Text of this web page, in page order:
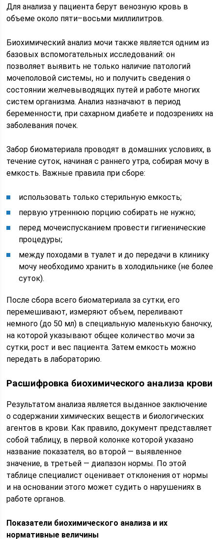
Для анализа у пациента берут венозную кровь в
объеме около пяти–восьми миллилитров.
Биохимический анализ мочи также является одним из
базовых вспомогательных исследований: он
позволяет выявить не только наличие патологий
мочеполовой системы, но и получить сведения о
состоянии желчевыводящих путей и работе многих
систем организма. Анализ назначают в период
беременности, при сахарном диабете и подозрениях на
заболевания почек.
Забор биоматериала проводят в домашних условиях, в
течение суток, начиная с раннего утра, собирая мочу в
емкость. Важные правила при сборе:
использовать только стерильную емкость;
первую утреннюю порцию собирать не нужно;
перед мочеиспусканием провести гигиенические
процедуры;
между походами в туалет и до передачи в клинику
мочу необходимо хранить в холодильнике (не более
суток).
После сбора всего биоматериала за сутки, его
перемешивают, измеряют объем, переливают
немного (до 50 мл) в специальную маленькую баночку,
на которой указывают общее количество мочи за
сутки, рост и вес пациента. Затем емкость можно
передать в лабораторию.
Расшифровка биохимического анализа крови
Результатом анализа является выданное заключение
о содержании химических веществ и биологических
агентов в крови. Как правило, документ представляет
собой таблицу, в первой колонке которой указано
название показателя, во второй — выявленное
значение, в третьей — диапазон нормы. По этой
таблице специалист оценивает отклонения от нормы
и на основании этого может судить о нарушениях в
работе органов.
Показатели биохимического анализа и их
нормативные величины